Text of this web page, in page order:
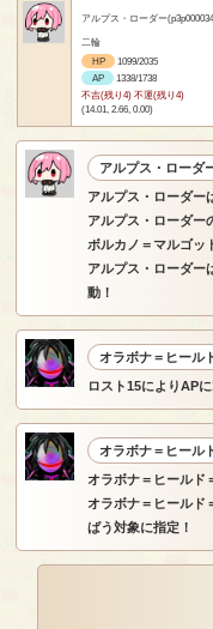
アルプス・ローダー
二輪
HP
1099/2035
AP
1338/1738
不吉(残り4) 不運(残り4)
(14.01, 2.66, 0.00)
アルプス・ローダ
アルプス・ローダー
アルプス・ローダー
ボルカノ＝マルゴッ
アルプス・ローダー
動！
オラボナ＝ヒール
ロスト15によりAP
オラボナ＝ヒール
オラボナ＝ヒールド
オラボナ＝ヒールド
ばう対象に指定！